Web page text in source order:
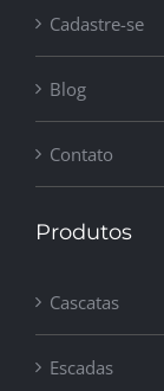
Cadastre-se
Blog
Contato
Produtos
Cascatas
Escadas